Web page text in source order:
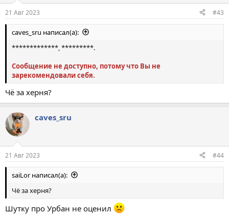
21 Авг 2023 #43
caves_sru написал(а):
*************, *********.
Сообщение не доступно, потому что Вы не
зарекомендовали себя.
Чё за херня?
caves_sru
21 Авг 2023 #44
saiLor написал(а):
Чё за херня?
Шутку про Урбан не оценил